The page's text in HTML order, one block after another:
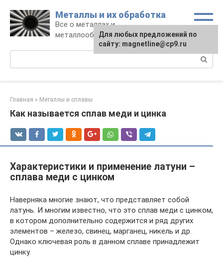
контенту
Металлы и их обработка
Все о металлах и
металлообработке
Главная » Металлы и сплавы
Как называется сплав меди и цинка
Характеристики и применение латуни –
сплава меди с цинком
Наверняка многие знают, что представляет собой
латунь. И многим известно, что это сплав меди с цинком,
в котором дополнительно содержится и ряд других
элементов – железо, свинец, марганец, никель и др.
Однако ключевая роль в данном сплаве принадлежит
цинку.
Для любых предложений по
сайту: magnetline@cp9.ru